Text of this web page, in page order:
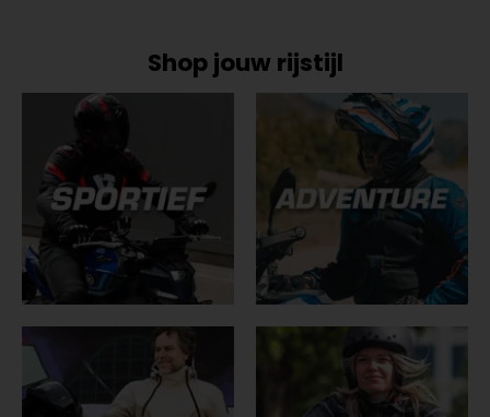
Shop jouw rijstijl